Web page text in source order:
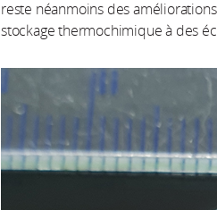
reste néanmoins des
stockage thermochimique à des